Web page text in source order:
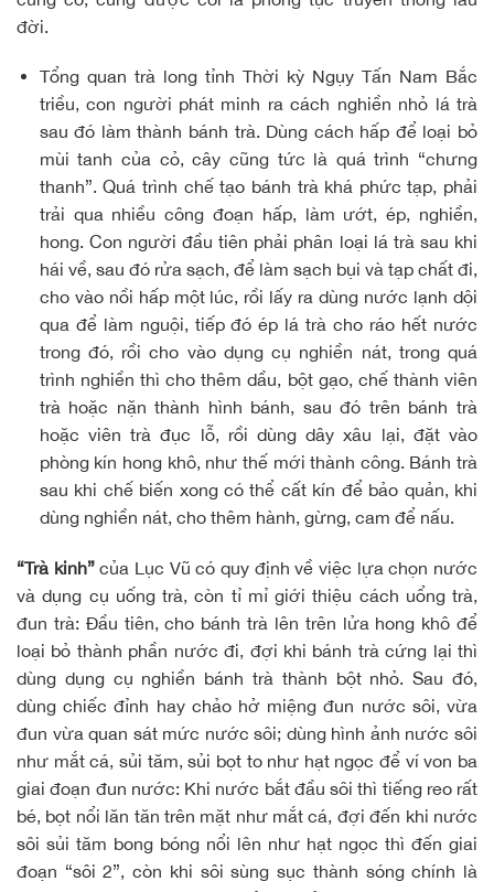
đời.
Tổng quan trà long tỉnh Thời kỳ Ngụy Tấn Nam Bắc
triều, con người phát minh ra cách nghiền nhỏ lá trà
sau đó làm thành bánh trà. Dùng cách hấp để loại bỏ
mùi tanh của cỏ, cây cũng tức là quá trình “chưng
thanh”. Quá trình chế tạo bánh trà khá phức tạp, phải
trải qua nhiều công đoạn hấp, làm ướt, ép, nghiền,
hong. Con người đầu tiên phải phân loại lá trà sau khi
hái về, sau đó rửa sạch, để làm sạch bụi và tạp chất đi,
cho vào nồi hấp một lúc, rồi lấy ra dùng nước lạnh dội
qua để làm nguội, tiếp đó ép lá trà cho ráo hết nước
trong đó, rồi cho vào dụng cụ nghiền nát, trong quá
trình nghiền thì cho thêm dầu, bột gạo, chế thành viên
trà hoặc nặn thành hình bánh, sau đó trên bánh trà
hoặc viên trà đục lỗ, rồi dùng dây xâu lại, đặt vào
phòng kín hong khô, như thế mới thành công. Bánh trà
sau khi chế biến xong có thể cất kín để bảo quản, khi
dùng nghiền nát, cho thêm hành, gừng, cam để nấu.
“Trà kinh”của Lục Vũ có quy định về việc lựa chọn nước
và dụng cụ uống trà, còn tỉ mỉ giới thiệu cách uổng trà,
đun trà: Đầu tiên, cho bánh trà lên trên lửa hong khô để
loại bỏ thành phần nước đi, đợi khi bánh trà cứng lại thì
dùng dụng cụ nghiền bánh trà thành bột nhỏ. Sau đó,
dùng chiếc đỉnh hay chảo hở miệng đun nước sôi, vừa
đun vừa quan sát mức nước sôi; dùng hình ảnh nước sôi
như mắt cá, sủi tăm, sủi bọt to như hạt ngọc để ví von ba
giai đoạn đun nước: Khi nước bắt đầu sôi thì tiếng reo rất
bé, bọt nổi lăn tăn trên mặt như mắt cá, đợi đến khi nước
sôi sủi tăm bong bóng nổi lên như hạt ngọc thì đến giai
đoạn “sôi 2”, còn khi sôi sùng sục thành sóng chính là